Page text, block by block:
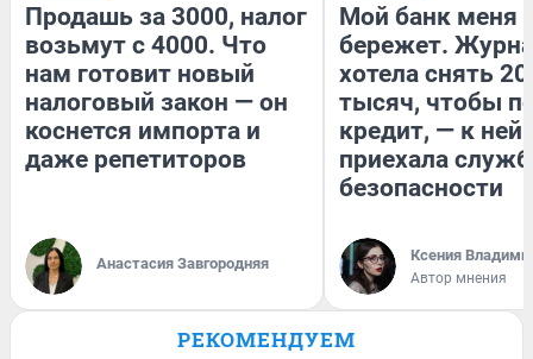
Продашь за 3000, налог
возьмут с 4000. Что
нам готовит новый
налоговый закон — он
коснется импорта и
даже репетиторов
Анастасия Завгородняя
Мой банк меня
бережет.
хотела снять
тысяч, чтобы
кредит, — к
приехала
безопасности
Ксения
Автор мнения
РЕКОМЕНДУЕМ